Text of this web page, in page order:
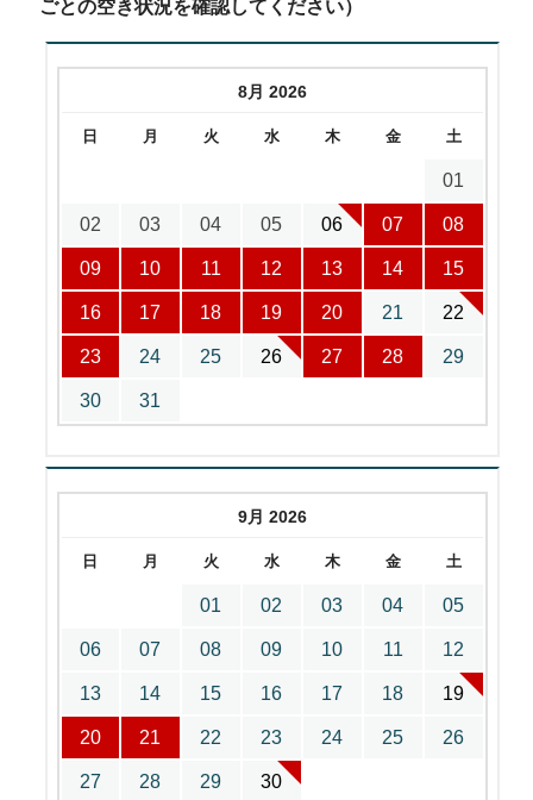
ごとの空き状況を確認してください）
8月 2026
日 月 火 水 木 金 土
01
02 03 04 05 06 07 08
09 10 11 12 13 14 15
16 17 18 19 20 21 22
23 24 25 26 27 28 29
30 31
9月 2026
日 月 火 水 木 金 土
01 02 03 04 05
06 07 08 09 10 11 12
13 14 15 16 17 18 19
20 21 22 23 24 25 26
27 28 29 30